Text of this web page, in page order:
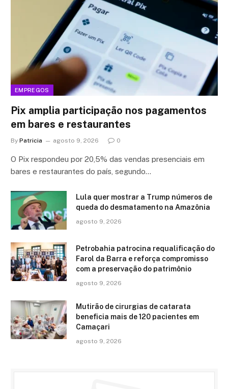
EMPREGOS
Pix amplia participação nos pagamentos
em bares e restaurantes
By Patricia agosto 9, 2026 0
O Pix respondeu por 20,5% das vendas presenciais em
bares e restaurantes do país, segundo…
Lula quer mostrar a Trump números de
queda do desmatamento na Amazônia
agosto 9, 2026
Petrobahia patrocina requalificação do
Farol da Barra e reforça compromisso
com a preservação do patrimônio
agosto 9, 2026
Mutirão de cirurgias de catarata
beneficia mais de 120 pacientes em
Camaçari
agosto 9, 2026